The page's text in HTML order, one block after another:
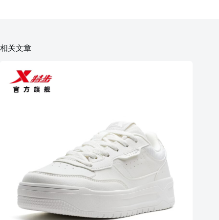
相关文章